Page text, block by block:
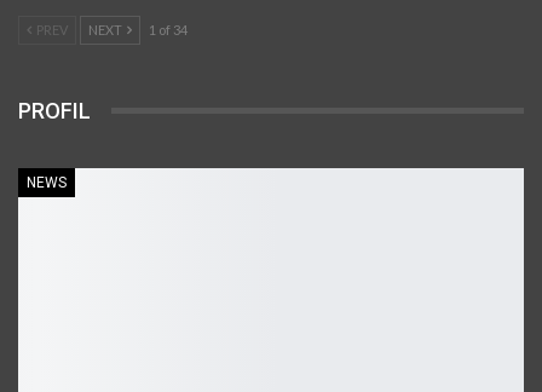
PREV NEXT 1 of 34
PROFIL
NEWS